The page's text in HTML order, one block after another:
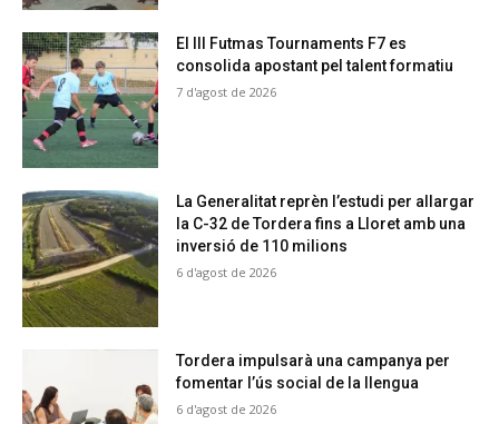
El III Futmas Tournaments F7 es
consolida apostant pel talent formatiu
7 d'agost de 2026
La Generalitat reprèn l’estudi per allargar
la C-32 de Tordera fins a Lloret amb una
inversió de 110 milions
6 d'agost de 2026
Tordera impulsarà una campanya per
fomentar l’ús social de la llengua
6 d'agost de 2026